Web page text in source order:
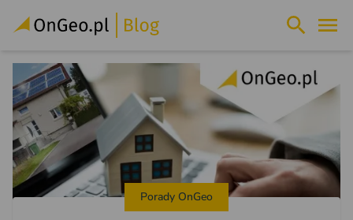
Porady OnGeo